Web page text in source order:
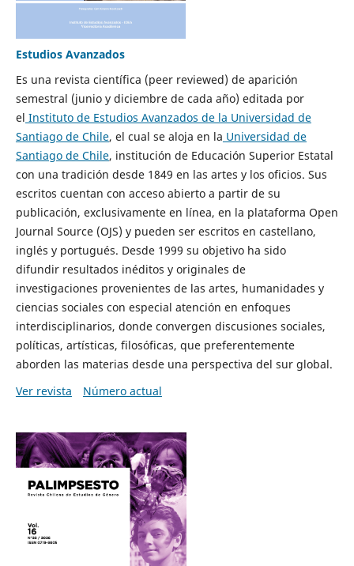
Estudios Avanzados
Es una revista científica (peer reviewed) de aparición
semestral (junio y diciembre de cada año) editada por
el Instituto de Estudios Avanzados de la Universidad de
Santiago de Chile, el cual se aloja en la Universidad de
Santiago de Chile, institución de Educación Superior Estatal
con una tradición desde 1849 en las artes y los oficios. Sus
escritos cuentan con acceso abierto a partir de su
publicación, exclusivamente en línea, en la plataforma Open
Journal Source (OJS) y pueden ser escritos en castellano,
inglés y portugués. Desde 1999 su objetivo ha sido
difundir resultados inéditos y originales de
investigaciones provenientes de las artes, humanidades y
ciencias sociales con especial atención en enfoques
interdisciplinarios, donde convergen discusiones sociales,
políticas, artísticas, filosóficas, que preferentemente
aborden las materias desde una perspectiva del sur global.
Ver revista
Número actual